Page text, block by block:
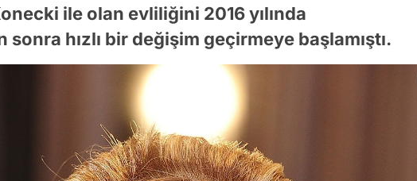
ile olan evliliğini 2016 yılında
sonra hızlı bir değişim geçirmeye başlamıştı.